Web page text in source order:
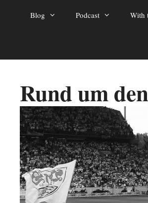
Blog Podcast With
Rund um